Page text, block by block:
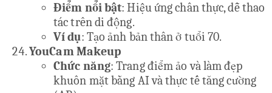
Điểm nổi bật: Hiệu ứng chân thực, dễ thao
tác trên di động.
Ví dụ: Tạo ảnh bản thân ở tuổi 70.
YouCam Makeup
Chức năng: Trang điểm ảo và làm đẹp
khuôn mặt bằng AI và thực tế tăng cường